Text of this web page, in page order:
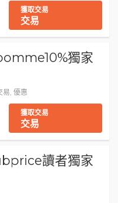
獲取交易
交易
獨家
易, 優惠
獲取交易
交易
讀者獨家